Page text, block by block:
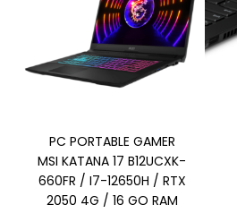
PC PORTABLE GAMER
MSI KATANA 17 B12UCXK-
660FR / I7-12650H / RTX
2050 4G / 16 GO RAM